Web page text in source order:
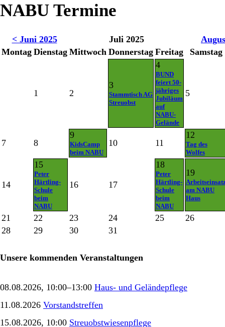
NABU Termine
< Juni 2025 Juli 2025
Montag Dienstag Mittwoch Donnerstag Freitag Samstag
1 2
3
Stammtisch AG
Streuobst
4
BUND
feiert 50-
jähriges
Jubiläum
auf
NABU-
Gelände
5
7 8
9
KidsCamp
beim NABU
10 11
12
Tag des
Wolfes
14
15
Peter
Härtling-
Schule
beim
NABU
16 17
18
Peter
Härtling-
Schule
beim
NABU
19
am NABU
Haus
21 22 23 24 25
26
28
29 30 31
Unsere kommenden Veranstaltungen
08.08.2026, 10:00–13:00 Haus- und Geländepflege
11.08.2026 Vorstandstreffen
15.08.2026, 10:00 Streuobstwiesenpflege